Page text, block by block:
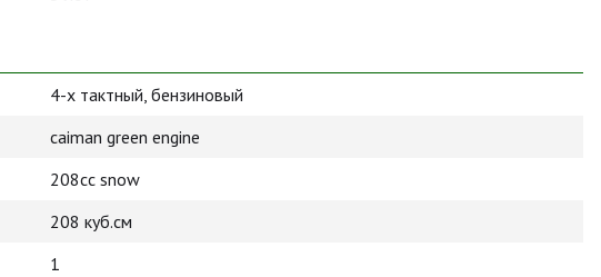
4-х тактный, бензиновый
caiman green engine
208cc snow
208 куб.см
1